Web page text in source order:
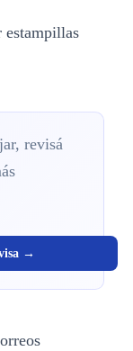
estampillas
revisá
→